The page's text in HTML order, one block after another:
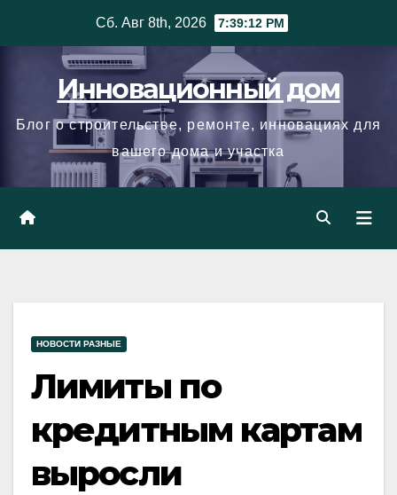
Сб. Авг 8th, 2026 7:39:12 PM
Инновационный дом
Блог о строительстве, ремонте, инновациях для
вашего дома и участка
НОВОСТИ РАЗНЫЕ
Лимиты по
кредитным картам
выросли